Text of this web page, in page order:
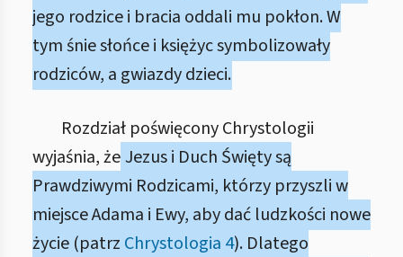
jego rodzice i bracia oddali mu pokłon. W
tym śnie słońce i księżyc symbolizowały
rodziców, a gwiazdy dzieci.
Rozdział poświęcony Chrystologii
wyjaśnia, żeJezus i Duch Święty są
Prawdziwymi Rodzicami, którzy przyszli w
miejsce Adama i Ewy, aby dać ludzkości nowe
życie (patrz Chrystologia 4). Dlatego